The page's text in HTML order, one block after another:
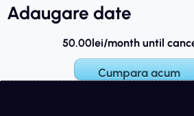
Adaugare date
50.00lei/monthuntil
Cumpara acum